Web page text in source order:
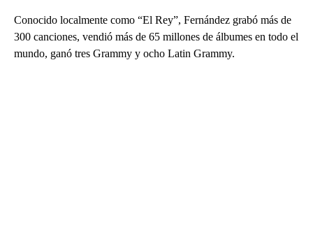
Conocido localmente como “El Rey”, Fernández grabó más de
300 canciones, vendió más de 65 millones de álbumes en todo el
mundo, ganó tres Grammy y ocho Latin Grammy.